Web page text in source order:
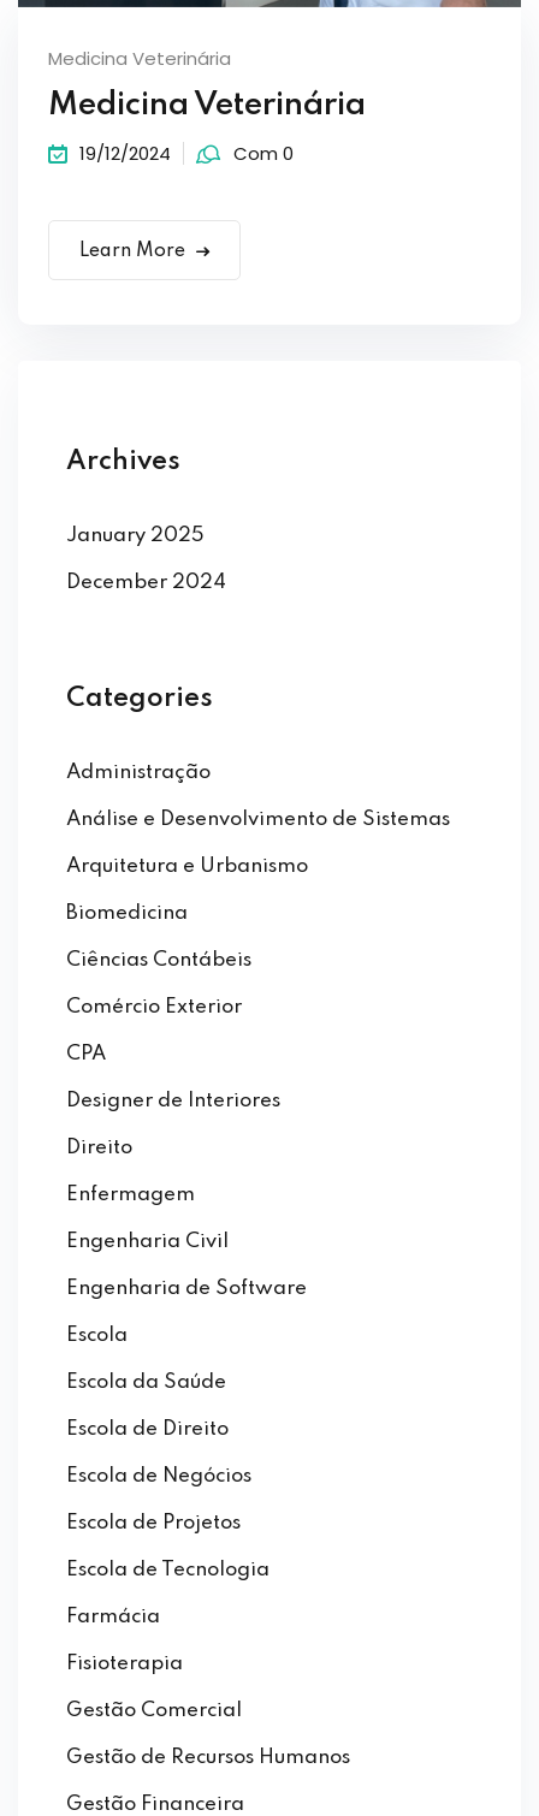
Medicina Veterinária
Medicina Veterinária
19/12/2024 Com 0
Learn More
Archives
January 2025
December 2024
Categories
Administração
Análise e Desenvolvimento de Sistemas
Arquitetura e Urbanismo
Biomedicina
Ciências Contábeis
Comércio Exterior
CPA
Designer de Interiores
Direito
Enfermagem
Engenharia Civil
Engenharia de Software
Escola
Escola da Saúde
Escola de Direito
Escola de Negócios
Escola de Projetos
Escola de Tecnologia
Farmácia
Fisioterapia
Gestão Comercial
Gestão de Recursos Humanos
Gestão Financeira